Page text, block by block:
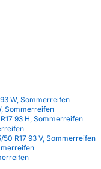
W, Sommerreifen
Sommerreifen
93 H, Sommerreifen
R17 93 V, Sommerreifen